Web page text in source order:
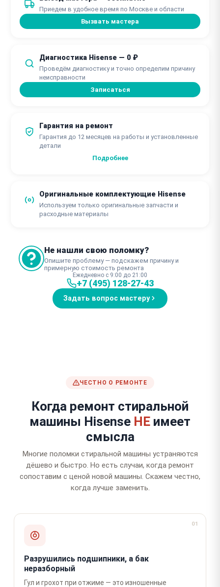
45 минут
Замена шкива барабана
от 45 минут
Приедем в удобное время по Москве и области
Вызвать мастера
Диагностика Hisense — 0 ₽
Проведём диагностику и точно определим причину
неисправности
Записаться
Гарантия на ремонт
Гарантия до 12 месяцев на работы и установленные
детали
Подробнее
Оригинальные комплектующие Hisense
Используем только оригинальные запчасти и
расходные материалы
Не нашли свою поломку?
Опишите проблему — подскажем причину и
примерную стоимость ремонта
Ежедневно с 9:00 до 21:00
+7 (495) 128-27-43
Задать вопрос мастеру
ЧЕСТНО О РЕМОНТЕ
Когда ремонт стиральной
машины Hisense НЕ имеет
смысла
Многие поломки стиральной машины устраняются
дёшево и быстро. Но есть случаи, когда ремонт
сопоставим с ценой новой машины. Скажем честно,
когда лучше заменить.
01
Разрушились подшипники, а бак
неразборный
Гул и грохот при отжиме — это изношенные